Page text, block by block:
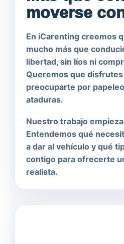
moverse
En iCarenting creemos
mucho más que
libertad, sin líos ni
Queremos que
preocuparte por
ataduras.
Nuestro trabajo
Entendemos qué
a dar al vehículo y qué
contigo para ofrecerte
realista.